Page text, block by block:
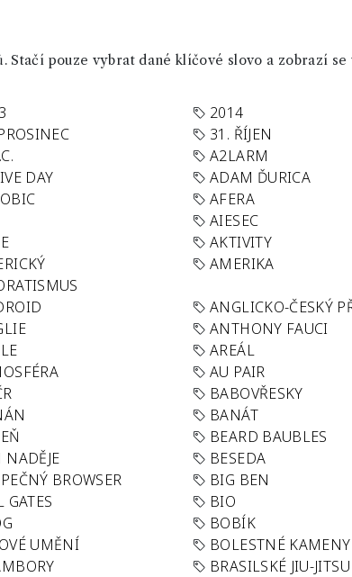
Stačí pouze vybrat dané klíčové slovo a zobrazí se
2014
31. ŘÍJEN
A2LARM
DAY
ADAM ĎURICA
AFERA
AIESEC
AKTIVITY
AMERIKA
ANGLICKO-ČESKÝ
ANTHONY FAUCI
AREÁL
AU PAIR
BABOVŘESKY
BANÁT
BEARD BAUBLES
NADĚJE
BESEDA
BROWSER
BIG BEN
GATES
BIO
BOBÍK
UMĚNÍ
BOLESTNÉ KAMENY
BRASILSKÉ JIU-JITSU